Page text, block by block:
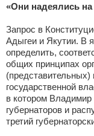
«Они надеялись на
Запрос в
Адыгеи и Якутии. В
определить,
общих принципах
(представительных)
государственной
в котором
губернаторов и
третий